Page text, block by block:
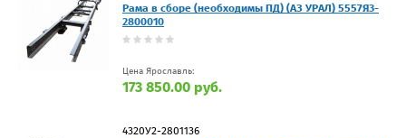
Рама в сборе (необходимы ПД) (АЗ УРАЛ) 5557Я3-
2800010
Цена Ярославль:
173 850.00 руб.
4320У2-2801136